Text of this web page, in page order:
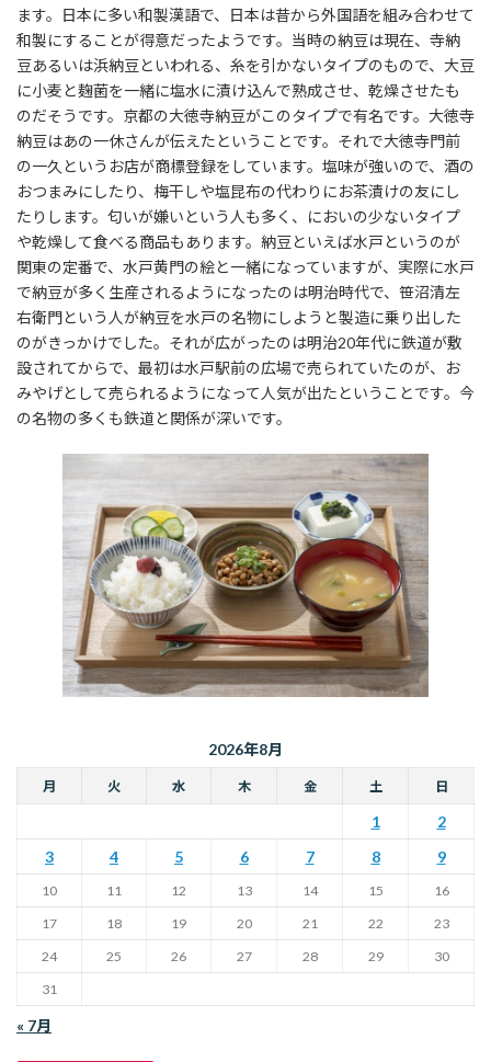
ます。日本に多い和製漢語で、日本は昔から外国語を組み合わせて
和製にすることが得意だったようです。当時の納豆は現在、寺納
豆あるいは浜納豆といわれる、糸を引かないタイプのもので、大豆
に小麦と麹菌を一緒に塩水に漬け込んで熟成させ、乾燥させたも
のだそうです。京都の大徳寺納豆がこのタイプで有名です。大徳寺
納豆はあの一休さんが伝えたということです。それで大徳寺門前
の一久というお店が商標登録をしています。塩味が強いので、酒の
おつまみにしたり、梅干しや塩昆布の代わりにお茶漬けの友にし
たりします。匂いが嫌いという人も多く、においの少ないタイプ
や乾燥して食べる商品もあります。納豆といえば水戸というのが
関東の定番で、水戸黄門の絵と一緒になっていますが、実際に水戸
で納豆が多く生産されるようになったのは明治時代で、笹沼清左
右衛門という人が納豆を水戸の名物にしようと製造に乗り出した
のがきっかけでした。それが広がったのは明治20年代に鉄道が敷
設されてからで、最初は水戸駅前の広場で売られていたのが、お
みやげとして売られるようになって人気が出たということです。今
の名物の多くも鉄道と関係が深いです。
2026年8月
月 火 水 木 金 土 日
1
2
3
4 5 6 7 8 9
10 11 12 13 14 15
16
17
18 19 20 21 22
23
24
25 26 27 28 29
30
31
« 7月